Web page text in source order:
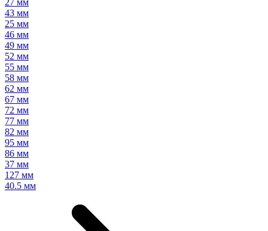
27 мм
43 мм
25 мм
46 мм
49 мм
52 мм
55 мм
58 мм
62 мм
67 мм
72 мм
77 мм
82 мм
95 мм
86 мм
37 мм
127 мм
40.5 мм